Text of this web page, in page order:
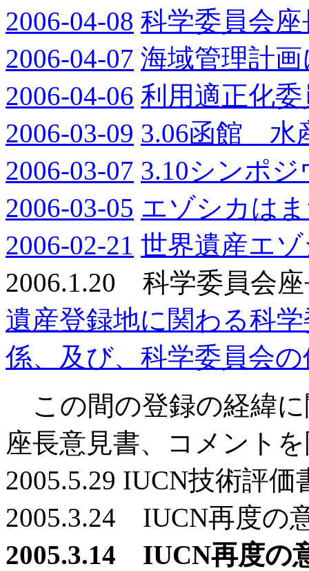
2006-04-08 科学委員会
2006-04-07 海域管理計
2006-04-06 利用適正化
2006-03-09 3.06函館 水
2006-03-07 3.10シンポ
2006-03-05 エゾシカは
2006-02-21 世界遺産エ
2006.1.20 科学委員会
遺産登録地に関わる科
係、及び、科学委員会
この間の登録の経緯に
座長意見書、コメント
2005.5.29 IUCN技術評価
2005.3.24 IUCN再度の
2005.3.14 IUCN再度